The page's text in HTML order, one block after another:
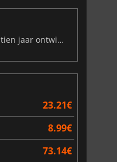
Vahrin's Call verschijnt eindelijk na tien jaar ontwikkeling
23.21€
8.99€
73.14€